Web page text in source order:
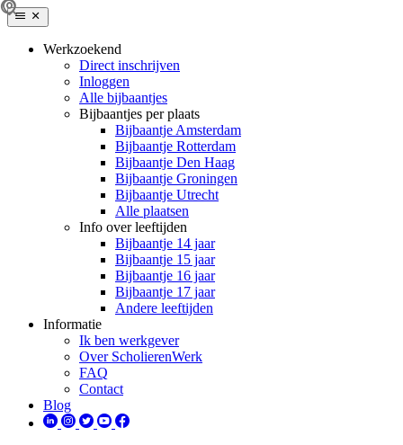
Werkzoekend
Direct inschrijven
Inloggen
Alle bijbaantjes
Bijbaantjes per plaats
Bijbaantje Amsterdam
Bijbaantje Rotterdam
Bijbaantje Den Haag
Bijbaantje Groningen
Bijbaantje Utrecht
Alle plaatsen
Info over leeftijden
Bijbaantje 14 jaar
Bijbaantje 15 jaar
Bijbaantje 16 jaar
Bijbaantje 17 jaar
Andere leeftijden
Informatie
Ik ben werkgever
Over ScholierenWerk
FAQ
Contact
Blog